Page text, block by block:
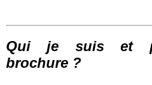
Qui je suis et
brochure ?